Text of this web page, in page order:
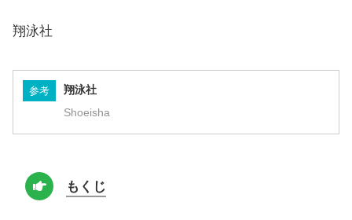
翔泳社
参考 翔泳社
Shoeisha
もくじ